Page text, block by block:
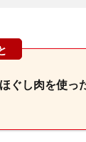
ぐし肉を使